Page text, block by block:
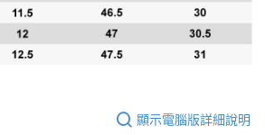
顯示電腦版詳細說明